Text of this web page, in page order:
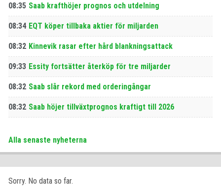
08:35 Saab krafthöjer prognos och utdelning
08:34 EQT köper tillbaka aktier för miljarden
08:32 Kinnevik rasar efter hård blankningsattack
09:33 Essity fortsätter återköp för tre miljarder
08:32 Saab slår rekord med orderingångar
08:32 Saab höjer tillväxtprognos kraftigt till 2026
Alla senaste nyheterna
Sorry. No data so far.